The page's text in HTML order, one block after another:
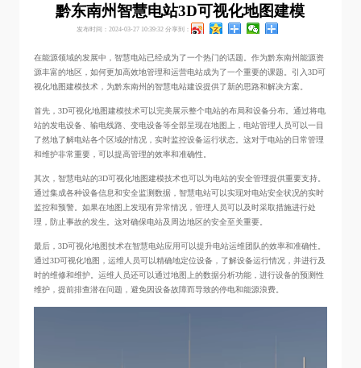
黔东南州智慧电站3D可视化地图建模
发布时间：2024-03-27 10:39:32分享到：
在能源领域的发展中，智慧电站已经成为了一个热门的话题。作为黔东南州能源资
源丰富的地区，如何更加高效地管理和运营电站成为了一个重要的课题。引入3D可
视化地图建模技术，为黔东南州的智慧电站建设提供了新的思路和解决方案。
首先，3D可视化地图建模技术可以完美展示整个电站的布局和设备分布。通过将电
站的发电设备、输电线路、变电设备等全部呈现在地图上，电站管理人员可以一目
了然地了解电站各个区域的情况，实时监控设备运行状态。这对于电站的日常管理
和维护非常重要，可以提高管理的效率和准确性。
其次，智慧电站的3D可视化地图建模技术也可以为电站的安全管理提供重要支持。
通过集成各种设备信息和安全监测数据，智慧电站可以实现对电站安全状况的实时
监控和预警。如果在地图上发现有异常情况，管理人员可以及时采取措施进行处
理，防止事故的发生。这对确保电站及周边地区的安全至关重要。
最后，3D可视化地图技术在智慧电站应用可以提升电站运维团队的效率和准确性。
通过3D可视化地图，运维人员可以精确地定位设备，了解设备运行情况，并进行及
时的维修和维护。运维人员还可以通过地图上的数据分析功能，进行设备的预测性
维护，提前排查潜在问题，避免因设备故障而导致的停电和能源浪费。